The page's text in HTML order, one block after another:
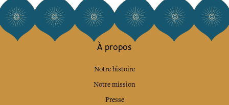
À propos
Notre histoire
Notre mission
Presse